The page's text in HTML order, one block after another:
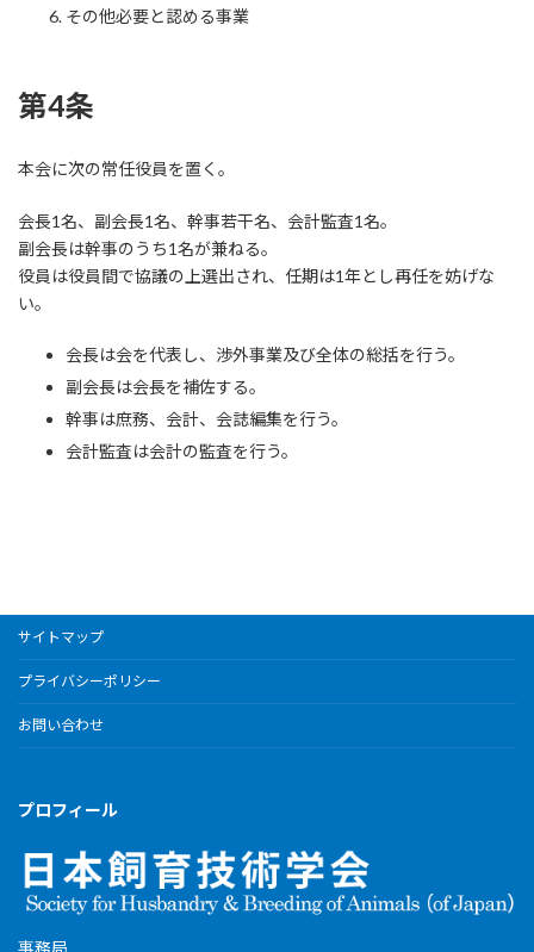
その他必要と認める事業
第4条
本会に次の常任役員を置く。
会長1名、副会長1名、幹事若干名、会計監査1名。
副会長は幹事のうち1名が兼ねる。
役員は役員間で協議の上選出され、任期は1年とし再任を妨げな
い。
会長は会を代表し、渉外事業及び全体の総括を行う。
副会長は会長を補佐する。
幹事は庶務、会計、会誌編集を行う。
会計監査は会計の監査を行う。
サイトマップ
プライバシーポリシー
お問い合わせ
プロフィール
事務局